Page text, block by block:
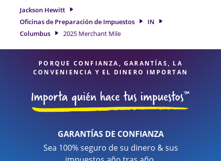
necesita servicios de preparación de impuestos en
Merchant Mile es una opción excelente. Con nuestros
expertos profesionales de impuestos, atención al detalle y
Jackson Hewitt
Oficinas de Preparación de Impuestos
IN
Columbus
2025 Merchant Mile
PORQUE CONFIANZA, GARANTÍAS, LA
CONVENIENCIA Y EL DINERO IMPORTAN
GARANTÍAS DE CONFIANZA
Sea 100% seguro de su dinero & sus